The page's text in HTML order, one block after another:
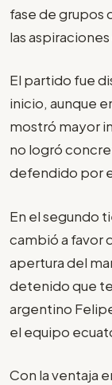
fase de grupos
las
El partido fue
inicio, aunque
mostró mayor
no logró
defendido por
En el segundo
cambió a favor
apertura del
detenido que
argentino
el equipo
Con la ventaja